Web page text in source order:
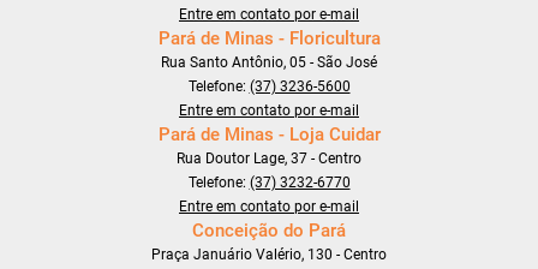
Entre em contato por e-mail
Pará de Minas - Floricultura
Rua Santo Antônio, 05 - São José
Telefone: (37) 3236-5600
Entre em contato por e-mail
Pará de Minas - Loja Cuidar
Rua Doutor Lage, 37 - Centro
Telefone: (37) 3232-6770
Entre em contato por e-mail
Conceição do Pará
Praça Januário Valério, 130 - Centro